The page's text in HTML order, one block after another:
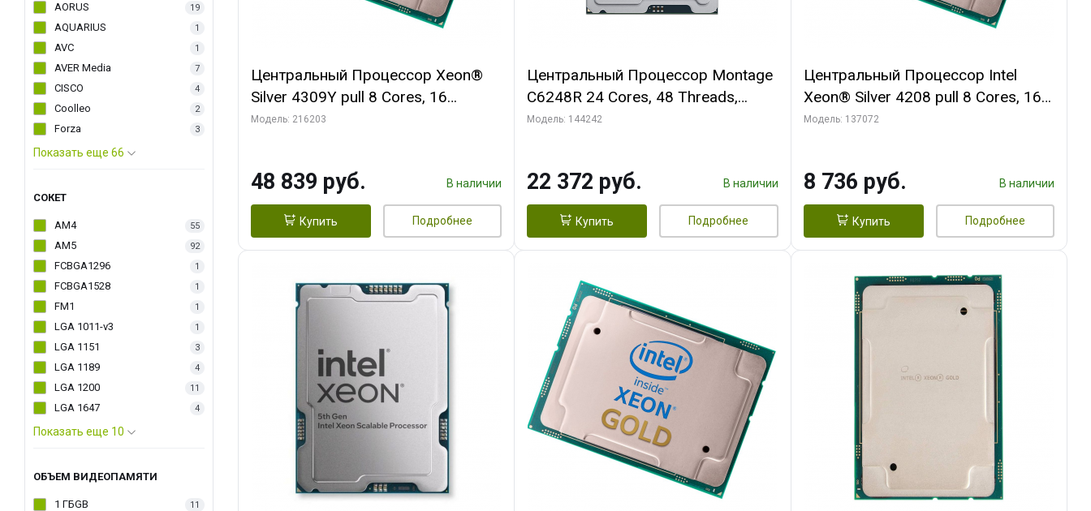
AORUS 19
AQUARIUS 1
AVC 1
AVER Media 7
CISCO 4
Coolleo 2
Forza 3
Показать еще 66
СОКЕТ
AM4 55
AM5 92
FCBGA1296 1
FCBGA1528 1
FM1 1
LGA 1011-v3 1
LGA 1151 3
LGA 1189 4
LGA 1200 11
LGA 1647 4
Показать еще 10
ОБЪЕМ ВИДЕОПАМЯТИ
1 ГБGB 11
Центральный Процессор Xeon®
Silver 4309Y pull 8 Cores, 16
Threads, 2.8/3.6GHz, 12M, DDR4-
Модель: 216203
48 839 руб. В наличии
Купить Подробнее
Центральный Процессор Montage
C6248R 24 Cores, 48 Threads,
3.0/4.0GHz, 35.75M, DDR4-2933,
Модель: 144242
22 372 руб. В наличии
Купить Подробнее
Центральный Процессор Intel
Xeon® Silver 4208 pull 8 Cores, 16
Threads, 2.1/3.2GHz, 11M, DDR4-
Модель: 137072
8 736 руб. В наличии
Купить Подробнее